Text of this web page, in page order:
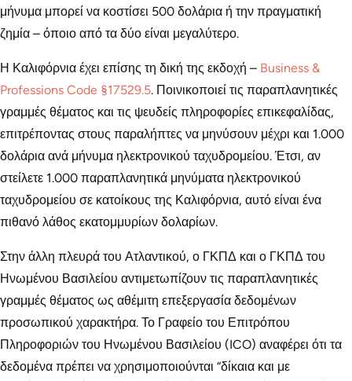
μήνυμα μπορεί να κοστίσει 500 δολάρια ή την πραγματική
ζημία – όποιο από τα δύο είναι μεγαλύτερο.
Η Καλιφόρνια έχει επίσης τη δική της εκδοχή – Business &
Professions Code §17529.5. Ποινικοποιεί τις παραπλανητικές
γραμμές θέματος και τις ψευδείς πληροφορίες επικεφαλίδας,
επιτρέποντας στους παραλήπτες να μηνύσουν μέχρι και 1.000
δολάρια ανά μήνυμα ηλεκτρονικού ταχυδρομείου. Έτσι, αν
στείλετε 1.000 παραπλανητικά μηνύματα ηλεκτρονικού
ταχυδρομείου σε κατοίκους της Καλιφόρνια, αυτό είναι ένα
πιθανό λάθος εκατομμυρίων δολαρίων.
Στην άλλη πλευρά του Ατλαντικού, ο ΓΚΠΔ και ο ΓΚΠΔ του
Ηνωμένου Βασιλείου αντιμετωπίζουν τις παραπλανητικές
γραμμές θέματος ως αθέμιτη επεξεργασία δεδομένων
προσωπικού χαρακτήρα. Το Γραφείο του Επιτρόπου
Πληροφοριών του Ηνωμένου Βασιλείου (ICO) αναφέρει ότι τα
δεδομένα πρέπει να χρησιμοποιούνται “δίκαια και με